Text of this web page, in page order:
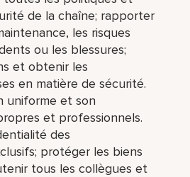
de la chaîne; rapporter
les risques
ou les blessures;
et obtenir les
en matière de sécurité.
uniforme et son
et professionnels.
des
protéger les biens
tous les collègues et